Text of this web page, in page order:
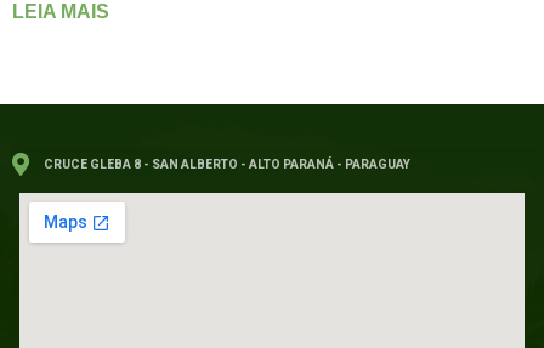
LEIA MAIS
CRUCE GLEBA 8 - SAN ALBERTO - ALTO PARANÁ - PARAGUAY